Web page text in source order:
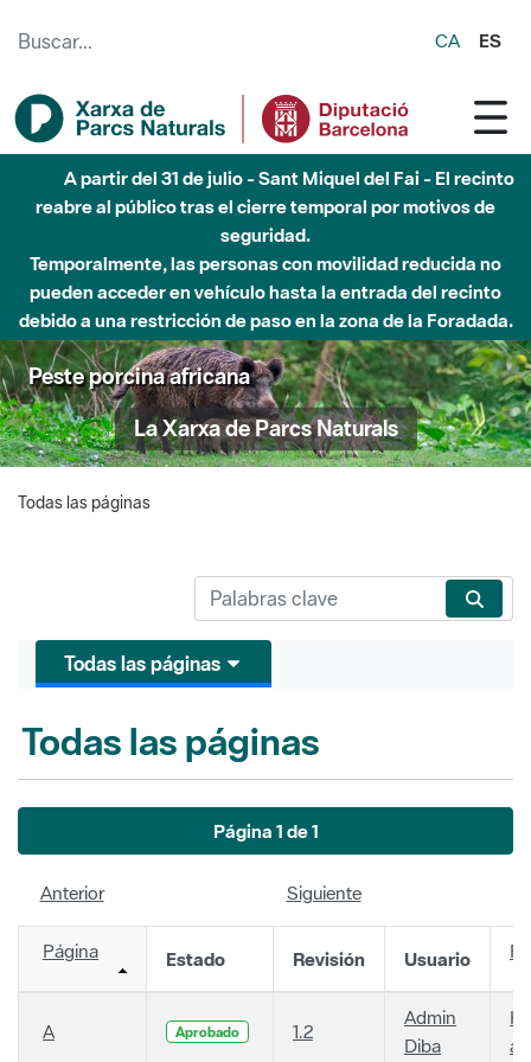
CA ES
A partir del 31 de julio - Sant Miquel del Fai - El recinto
reabre al público tras el cierre temporal por motivos de
seguridad.
Temporalmente, las personas con movilidad reducida no
pueden acceder en vehículo hasta la entrada del recinto
debido a una restricción de paso en la zona de la Foradada.
Peste porcina africana
La Xarxa de Parcs Naturals
Todas las páginas
Todas las páginas
Todas las páginas
Página 1 de 1
Anterior Siguiente
Página Estado Revisión Usuario
A Aprobado 1.2
Admin
Diba